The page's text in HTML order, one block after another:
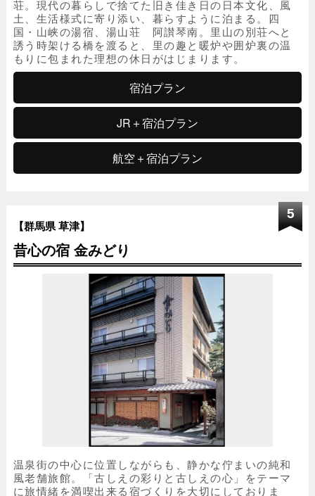
荘。現代の暮らしで捨てた旧き佳き日の日本文化、風
土、生活様式に寄り添い、暮らすように泊まる。四
国・山峡の湯宿、湯山荘 阿讃琴南。里山の別荘へと
誘う時架ける橋を渡ると、里の趣と暖炉や囲炉裏の温
もりに包まれた理想の休日がはじまります。
宿泊プラン
JR＋宿泊プラン
航空＋宿泊プラン
5
【群馬県 草津】
昔心の宿 金みどり
温泉街の中心に位置しながらも、静かな佇まいの純和
風老舗旅館。「古しえの彩りと古しえの心」をテーマ
に旅情緒を満喫出来る宿づくりを大切にしておりま